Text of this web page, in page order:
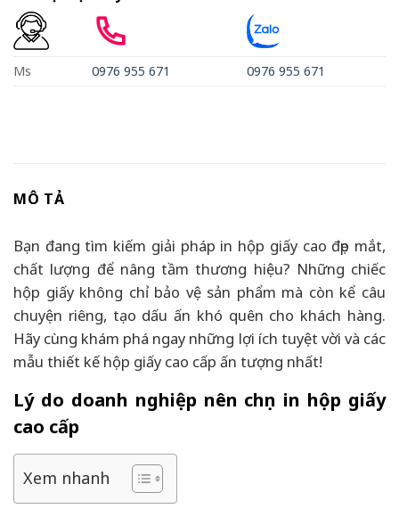
Ms 0976 955 671 0976 955 671
MÔ TẢ
Bạn đang tìm kiếm giải pháp in hộp giấy cao đẹp mắt,
chất lượng để nâng tầm thương hiệu? Những chiếc
hộp giấy không chỉ bảo vệ sản phẩm mà còn kể câu
chuyện riêng, tạo dấu ấn khó quên cho khách hàng.
Hãy cùng khám phá ngay những lợi ích tuyệt vời và các
mẫu thiết kế hộp giấy cao cấp ấn tượng nhất!
Lý do doanh nghiệp nên chọn in hộp giấy
cao cấp
Xem nhanh